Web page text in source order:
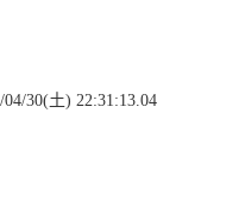
30(土) 22:31:13.04